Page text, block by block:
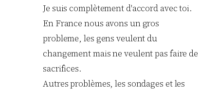
Je suis complètement d'accord avec toi.
En France nous avons un gros
probleme, les gens veulent du
changement mais ne veulent pas faire de
sacrifices.
Autres problèmes, les sondages et les